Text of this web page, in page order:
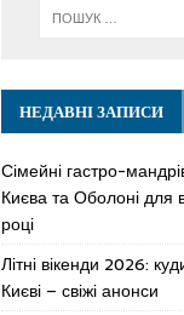
НЕДАВНІ ЗАПИСИ
Сімейні гастро-
Києва та Оболоні для
році
Літні вікенди 2026:
Києві – свіжі анонси